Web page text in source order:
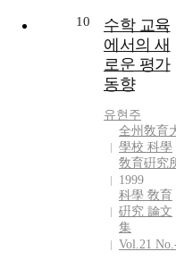
10
수학 교육
에서의 새
로운 평가
동향
유현주
全州敎育
學校 科學
敎育硏究
1999
科學 敎育
硏究 論文
集
Vol.21